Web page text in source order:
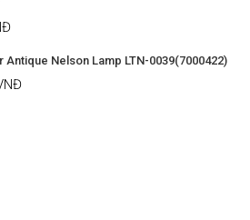
Antique Nelson Lamp LTN-0039(7000422)